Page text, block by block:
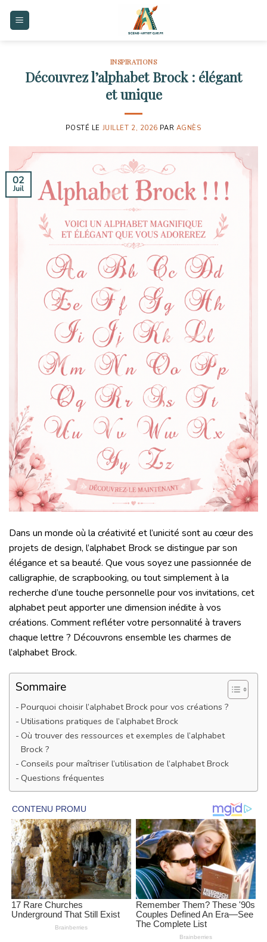
INSPIRATIONS
Découvrez l’alphabet Brock : élégant
et unique
POSTÉ LE JUILLET 2, 2026 PAR AGNÈS
02
Juil
Dans un monde où la créativité et l’unicité sont au cœur des
projets de design, l’alphabet Brock se distingue par son
élégance et sa beauté. Que vous soyez une passionnée de
calligraphie, de scrapbooking, ou tout simplement à la
recherche d’une touche personnelle pour vos invitations, cet
alphabet peut apporter une dimension inédite à vos
créations. Comment refléter votre personnalité à travers
chaque lettre ? Découvrons ensemble les charmes de
l’alphabet Brock.
Sommaire
Pourquoi choisir l’alphabet Brock pour vos créations ?
Utilisations pratiques de l’alphabet Brock
Où trouver des ressources et exemples de l’alphabet
Brock ?
Conseils pour maîtriser l’utilisation de l’alphabet Brock
Questions fréquentes